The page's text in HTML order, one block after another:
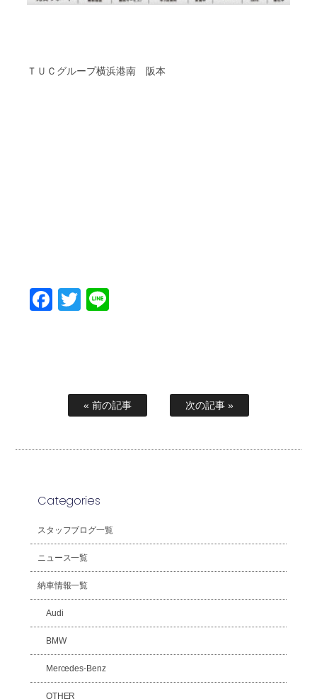
ＴＵＣグループ横浜港南 阪本
Facebook
Twitter
« 前の記事 次の記事 »
Categories
スタッフブログ一覧
ニュース一覧
納車情報一覧
Audi
BMW
Mercedes-Benz
OTHER